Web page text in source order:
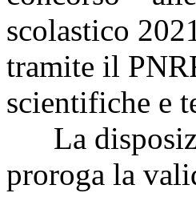
scolastico
tramite il
scientifiche e
La
proroga la